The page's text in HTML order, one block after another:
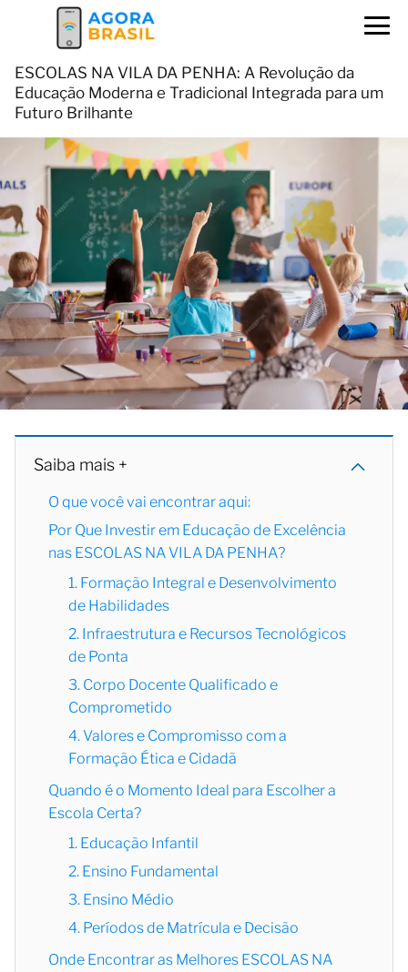
ESCOLAS NA VILA DA PENHA: A Revolução da
Educação Moderna e Tradicional Integrada para um
Futuro Brilhante
Saiba mais +
O que você vai encontrar aqui:
Por Que Investir em Educação de Excelência
nas ESCOLAS NA VILA DA PENHA?
1. Formação Integral e Desenvolvimento
de Habilidades
2. Infraestrutura e Recursos Tecnológicos
de Ponta
3. Corpo Docente Qualificado e
Comprometido
4. Valores e Compromisso com a
Formação Ética e Cidadã
Quando é o Momento Ideal para Escolher a
Escola Certa?
1. Educação Infantil
2. Ensino Fundamental
3. Ensino Médio
4. Períodos de Matrícula e Decisão
Onde Encontrar as Melhores ESCOLAS NA